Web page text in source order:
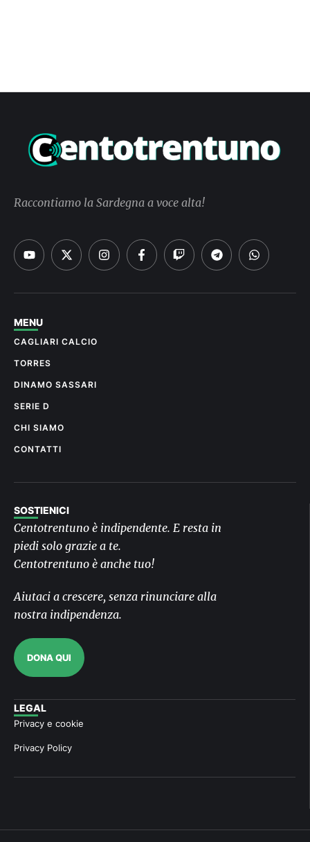
Raccontiamo la Sardegna a voce alta!
MENU
CAGLIARI CALCIO
TORRES
DINAMO SASSARI
SERIE D
CHI SIAMO
CONTATTI
SOSTIENICI
Centotrentuno è indipendente. E resta in
piedi solo grazie a te.
Centotrentuno è anche tuo!
Aiutaci a crescere, senza rinunciare alla
nostra indipendenza.
DONA QUI
LEGAL
Privacy e cookie
Privacy Policy